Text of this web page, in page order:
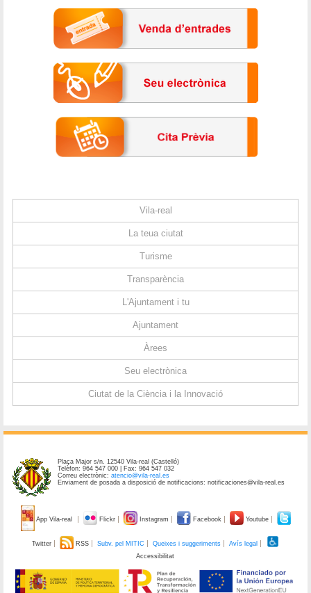
Vila-real
La teua ciutat
Turisme
Transparència
L'Ajuntament i tu
Ajuntament
Àrees
Seu electrònica
Ciutat de la Ciència i la Innovació
Plaça Major s/n. 12540 Vila-real (Castelló)
Telèfon: 964 547 000 | Fax: 964 547 032
Correu electrònic:atencio@vila-real.es
Enviament de posada a disposició de notificacions: notificaciones@vila-real.es
App Vila-real Flickr Instagram Facebook Youtube
Twitter RSS Subv. pel MITIC Queixes i suggeriments
Avís legal
Accessibilitat